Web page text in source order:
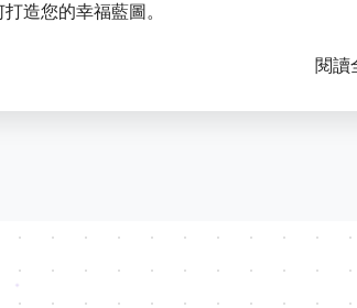
造您的幸福藍圖。
閱讀